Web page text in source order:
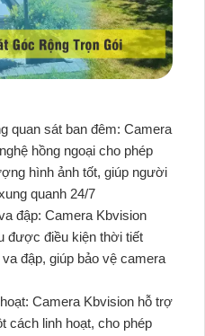
quan sát ban đêm: Camera
hồng ngoại cho phép
hình ảnh tốt, giúp người
quanh 24/7
đập: Camera Kbvision
được điều kiện thời tiết
đập, giúp bảo vệ camera
Camera Kbvision hỗ trợ
cách linh hoạt, cho phép